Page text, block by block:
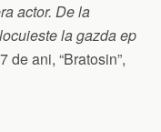
actor. De la
la gazda ep
de ani, “Bratosin”,